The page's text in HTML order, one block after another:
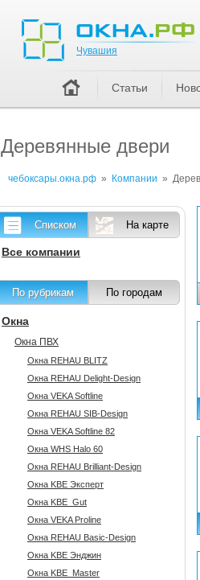
Деревянные двери
чебоксары.окна.рф » Компании »
Списком На карте
Все компании
По рубрикам По городам
Окна
Окна ПВХ
Окна REHAU BLITZ
Окна REHAU Delight-Design
Окна VEKA Softline
Окна REHAU SIB-Design
Окна VEKA Softline 82
Окна WHS Halo 60
Окна REHAU Brilliant-Design
Окна KBE Эксперт
Окна KBE_Gut
Окна VEKA Proline
Окна REHAU Basic-Design
Окна KBE Энджин
Окна KBE_Master
Чувашия
Статьи